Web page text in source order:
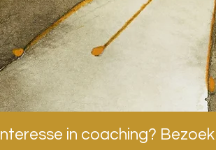
Interesse in coaching?